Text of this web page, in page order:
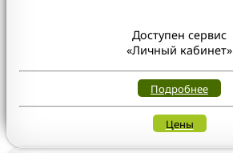
Доступен сервис
«Личный кабинет»
Подробнее
Цены